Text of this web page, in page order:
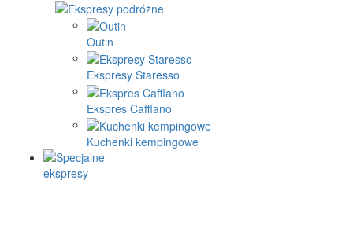
Outin
Ekspresy Staresso
Ekspres Cafflano
Kuchenki kempingowe